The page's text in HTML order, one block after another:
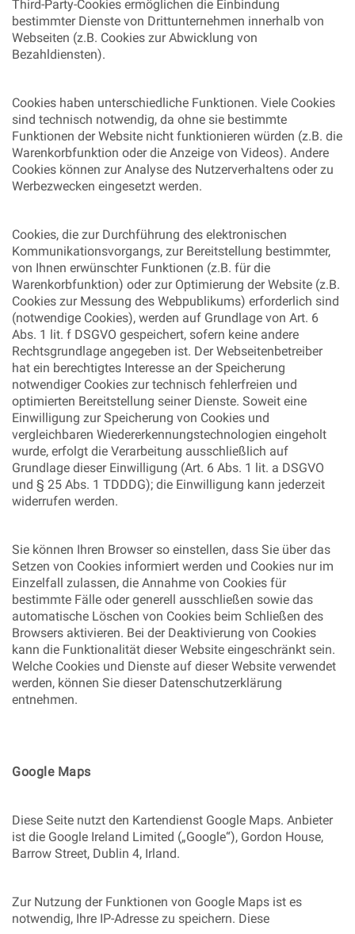
Third-Party-Cookies ermöglichen die Einbindung
bestimmter Dienste von Drittunternehmen innerhalb von
Webseiten (z.B. Cookies zur Abwicklung von
Bezahldiensten).
Cookies haben unterschiedliche Funktionen. Viele Cookies
sind technisch notwendig, da ohne sie bestimmte
Funktionen der Website nicht funktionieren würden (z.B. die
Warenkorbfunktion oder die Anzeige von Videos). Andere
Cookies können zur Analyse des Nutzerverhaltens oder zu
Werbezwecken eingesetzt werden.
Cookies, die zur Durchführung des elektronischen
Kommunikationsvorgangs, zur Bereitstellung bestimmter,
von Ihnen erwünschter Funktionen (z.B. für die
Warenkorbfunktion) oder zur Optimierung der Website (z.B.
Cookies zur Messung des Webpublikums) erforderlich sind
(notwendige Cookies), werden auf Grundlage von Art. 6
Abs. 1 lit. f DSGVO gespeichert, sofern keine andere
Rechtsgrundlage angegeben ist. Der Webseitenbetreiber
hat ein berechtigtes Interesse an der Speicherung
notwendiger Cookies zur technisch fehlerfreien und
optimierten Bereitstellung seiner Dienste. Soweit eine
Einwilligung zur Speicherung von Cookies und
vergleichbaren Wiedererkennungstechnologien eingeholt
wurde, erfolgt die Verarbeitung ausschließlich auf
Grundlage dieser Einwilligung (Art. 6 Abs. 1 lit. a DSGVO
und § 25 Abs. 1 TDDDG); die Einwilligung kann jederzeit
widerrufen werden.
Sie können Ihren Browser so einstellen, dass Sie über das
Setzen von Cookies informiert werden und Cookies nur im
Einzelfall zulassen, die Annahme von Cookies für
bestimmte Fälle oder generell ausschließen sowie das
automatische Löschen von Cookies beim Schließen des
Browsers aktivieren. Bei der Deaktivierung von Cookies
kann die Funktionalität dieser Website eingeschränkt sein.
Welche Cookies und Dienste auf dieser Website verwendet
werden, können Sie dieser Datenschutzerklärung
entnehmen.
Google Maps
Diese Seite nutzt den Kartendienst Google Maps. Anbieter
ist die Google Ireland Limited („Google“), Gordon House,
Barrow Street, Dublin 4, Irland.
Zur Nutzung der Funktionen von Google Maps ist es
notwendig, Ihre IP-Adresse zu speichern. Diese